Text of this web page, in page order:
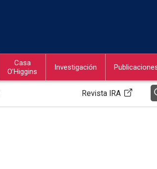
Casa
O’Higgins
Investigación
Revista IRA